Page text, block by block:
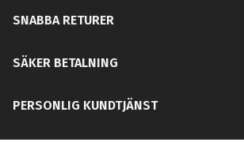
SNABBA RETURER
SÄKER BETALNING
PERSONLIG KUNDTJÄNST